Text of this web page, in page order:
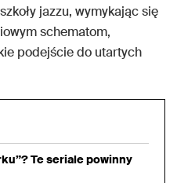
jazzu, wymykając się
schematom,
podejście do utartych
Te seriale powinny